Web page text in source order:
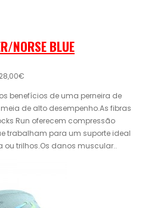
NORSE BLUE
benefícios de uma perneira de
de alto desempenho.As fibras
Run oferecem compressão
trabalham para um suporte ideal
ou trilhos.Os danos muscular..